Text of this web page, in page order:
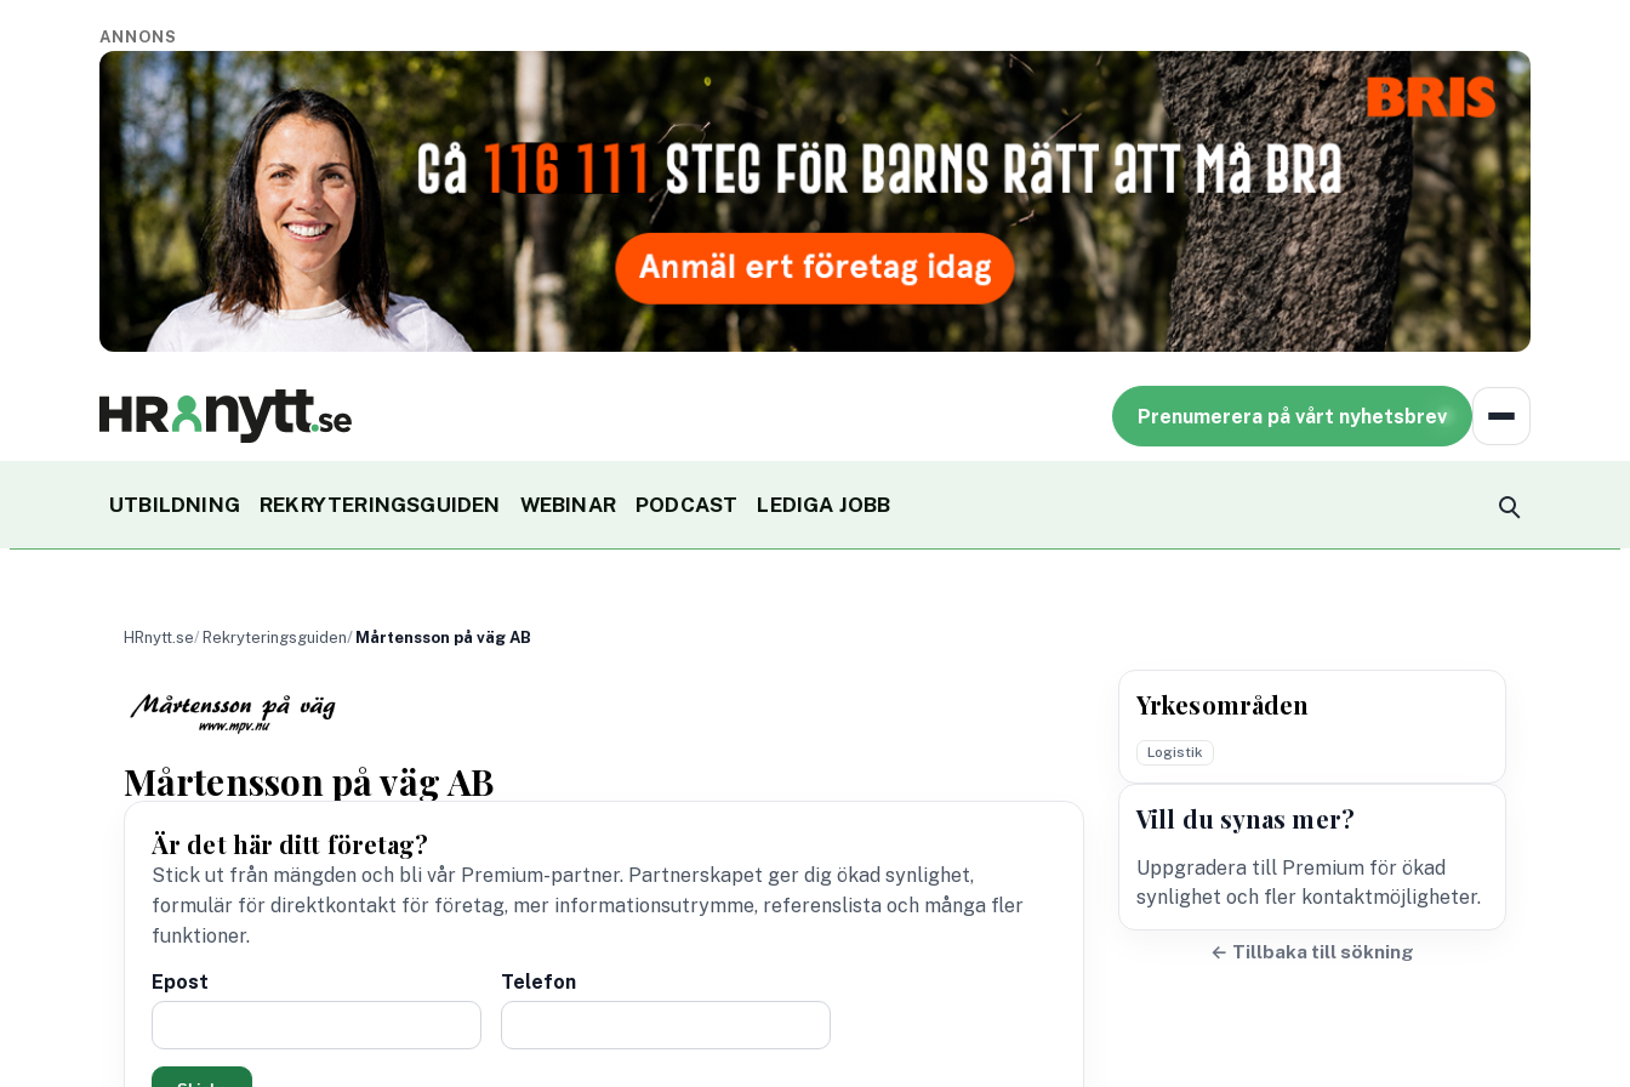
ANNONS
Prenumerera på vårt nyhetsbrev
UTBILDNING REKRYTERINGSGUIDEN WEBINAR PODCAST LEDIGA JOBB
HRnytt.se Rekryteringsguiden Mårtensson på väg AB
Mårtensson på väg AB
Är det här ditt företag?
Stick ut från mängden och bli vår Premium-partner. Partnerskapet ger dig ökad synlighet,
formulär för direktkontakt för företag, mer informationsutrymme, referenslista och många fler
funktioner.
Epost
Telefon
Yrkesområden
Logistik
Vill du synas mer?
Uppgradera till Premium för ökad
synlighet och fler kontaktmöjligheter.
← Tillbaka till sökning